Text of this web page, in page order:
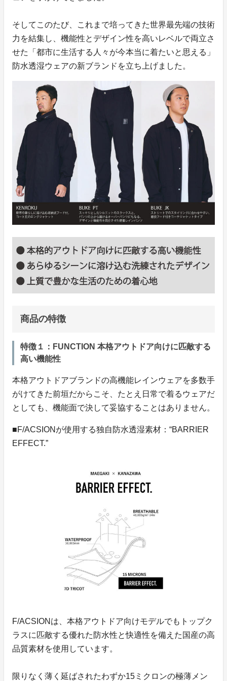
そしてこのたび、これまで培ってきた世界最先端の技術
力を結集し、機能性とデザイン性を高いレベルで両立さ
せた「都市に生活する人々が今本当に着たいと思える」
防水透湿ウェアの新ブランドを立ち上げました。
商品の特徴
特徴１：FUNCTION 本格アウトドア向けに匹敵する
高い機能性
本格アウトドアブランドの高機能レインウェアを多数手
がけてきた前垣だからこそ、たとえ日常で着るウェアだ
としても、機能面で決して妥協することはありません。
■F/ACSIONが使用する独自防水透湿素材：“BARRIER
EFFECT.”
F/ACSIONは、本格アウトドア向けモデルでもトップク
ラスに匹敵する優れた防水性と快適性を備えた国産の高
品質素材を使用しています。
限りなく薄く延ばされたわずか15ミクロンの極薄メン